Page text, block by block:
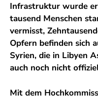
Infrastruktur wurde
tausend Menschen
vermisst,
Opfern befinden sich
Syrien, die in Libyen
auch noch nicht
Mit dem